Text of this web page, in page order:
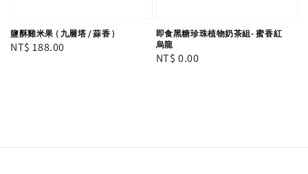
鹽酥雞米果 ( 九層塔 / 蒜香 )
Regular
NT$ 188.00
即食黑糖珍珠植物奶茶組- 蜜香紅
烏龍
Regular
NT$ 0.00